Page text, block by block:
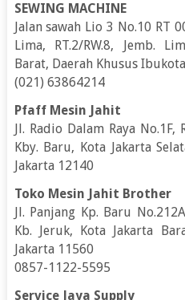
SEWING MACHINE
Jalan sawah Lio 3 No.10 RT
Lima, RT.2/RW.8, Jemb.
Barat, Daerah Khusus
(021) 63864214
Pfaff Mesin Jahit
Jl. Radio Dalam Raya No.1F,
Kby. Baru, Kota Jakarta
Jakarta 12140
Toko Mesin Jahit Brother
Jl. Panjang Kp. Baru
Kb. Jeruk, Kota Jakarta
Jakarta 11560
0857-1122-5595
Service Jaya Supply